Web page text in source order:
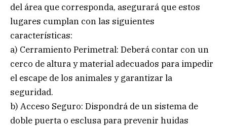
del área que corresponda, asegurará que estos
lugares cumplan con las siguientes
características:
a) Cerramiento Perimetral: Deberá contar con un
cerco de altura y material adecuados para impedir
el escape de los animales y garantizar la
seguridad.
b) Acceso Seguro: Dispondrá de un sistema de
doble puerta o esclusa para prevenir huidas